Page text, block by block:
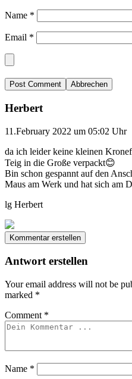
Name *
Email *
Abbrechen
Herbert
11.February 2022 um 05:02 Uhr
da ich leider keine kleinen
Teig in die Große verpackt😊
Bin schon gespannt auf den
Maus am Werk und hat sich am
lg Herbert
Kommentar erstellen
Antwort erstellen
Your email address will not be
marked *
Comment *
Name *